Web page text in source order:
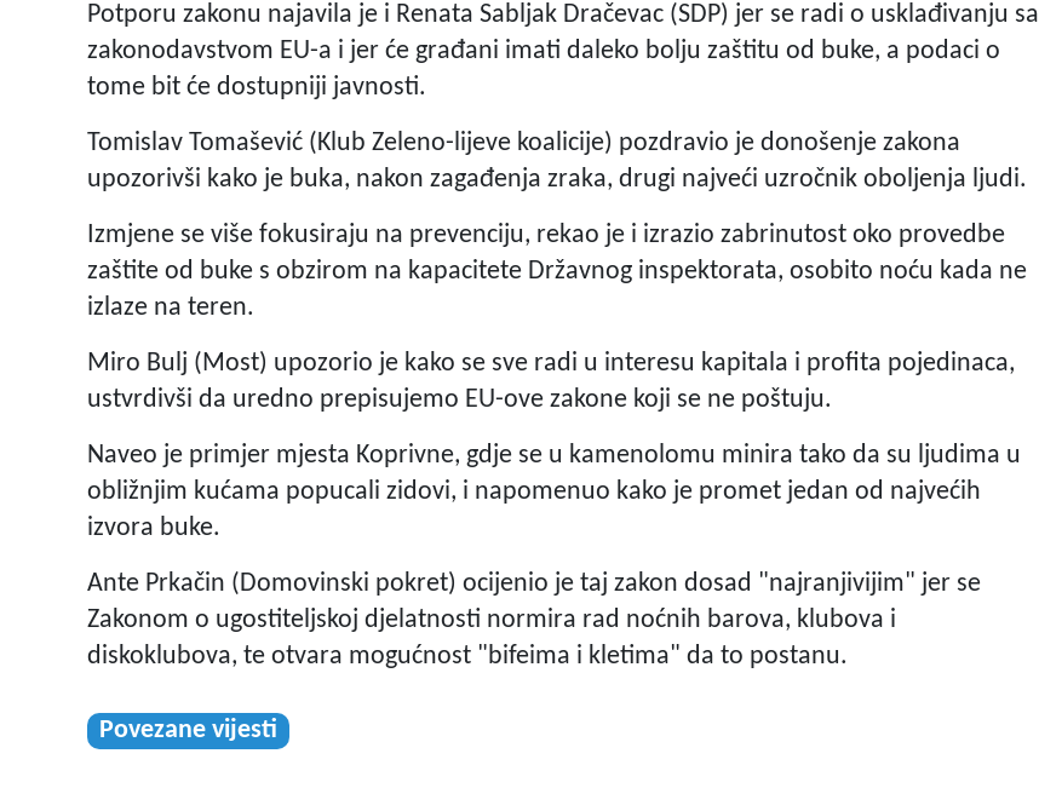
Potporu zakonu najavila je i Renata Sabljak Dračevac (SDP) jer se radi o usklađivanju sa
zakonodavstvom EU-a i jer će građani imati daleko bolju zaštitu od buke, a podaci o
tome bit će dostupniji javnosti.
Tomislav Tomašević (Klub Zeleno-lijeve koalicije) pozdravio je donošenje zakona
upozorivši kako je buka, nakon zagađenja zraka, drugi najveći uzročnik oboljenja ljudi.
Izmjene se više fokusiraju na prevenciju, rekao je i izrazio zabrinutost oko provedbe
zaštite od buke s obzirom na kapacitete Državnog inspektorata, osobito noću kada ne
izlaze na teren.
Miro Bulj (Most) upozorio je kako se sve radi u interesu kapitala i profita pojedinaca,
ustvrdivši da uredno prepisujemo EU-ove zakone koji se ne poštuju.
Naveo je primjer mjesta Koprivne, gdje se u kamenolomu minira tako da su ljudima u
obližnjim kućama popucali zidovi, i napomenuo kako je promet jedan od najvećih
izvora buke.
Ante Prkačin (Domovinski pokret) ocijenio je taj zakon dosad "najranjivijim" jer se
Zakonom o ugostiteljskoj djelatnosti normira rad noćnih barova, klubova i
diskoklubova, te otvara mogućnost "bifeima i kletima" da to postanu.
Povezane vijesti